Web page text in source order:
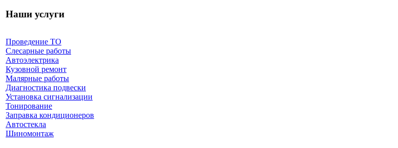
Наши услуги
Проведение ТО
Слесарные работы
Автоэлектрика
Кузовной ремонт
Малярные работы
Диагностика подвески
Установка сигнализации
Тонирование
Заправка кондиционеров
Автостекла
Шиномонтаж